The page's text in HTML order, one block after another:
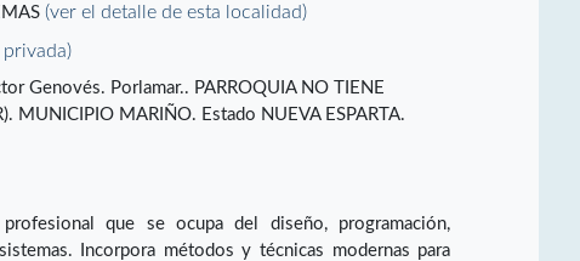
(ver el detalle de esta localidad)
Genovés. Porlamar.. PARROQUIA NO TIENE
MUNICIPIO MARIÑO. Estado NUEVA ESPARTA.
que se ocupa del diseño, programación,
Incorpora métodos y técnicas modernas para